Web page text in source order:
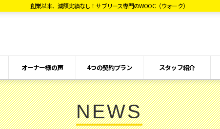
創業以来、減額実績なし！サブリース専門のWOOC（ウォーク）
オーナー様の声 4つの契約プラン スタッフ紹介
NEWS